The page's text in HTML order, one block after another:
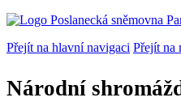
Přejít na hlavní navigaci Přejít na
Národní